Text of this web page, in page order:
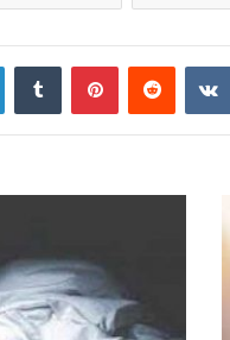
LinkedInTumblr PinterestReddit